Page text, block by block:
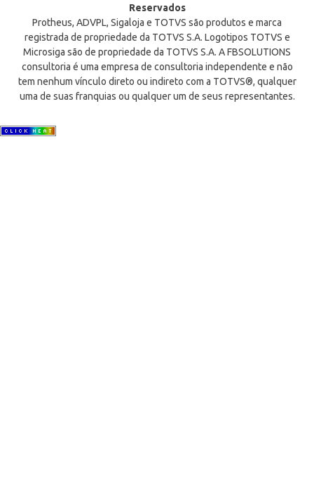
Reservados
Protheus, ADVPL, Sigaloja e TOTVS são produtos e marca
registrada de propriedade da TOTVS S.A. Logotipos TOTVS e
Microsiga são de propriedade da TOTVS S.A. A FBSOLUTIONS
consultoria é uma empresa de consultoria independente e não
tem nenhum vínculo direto ou indireto com a TOTVS®, qualquer
uma de suas franquias ou qualquer um de seus representantes.